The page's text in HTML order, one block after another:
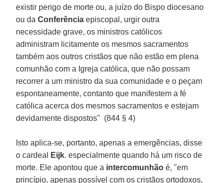
existir perigo de morte ou, a juízo do Bispo diocesano
ou daConferência episcopal, urgir outra
necessidade grave, os ministros católicos
administram licitamente os mesmos sacramentos
também aos outros cristãos que não estão em plena
comunhão com a Igreja católica, que não possam
recorrer a um ministro da sua comunidade e o peçam
espontaneamente, contanto que manifestem a fé
católica acerca dos mesmos sacramentos e estejam
devidamente dispostos" (844 § 4)
Isto aplica-se, portanto, apenas a emergências, disse
o cardeal
Eijk. especialmente quando há um risco de
morte. Ele apontou que a intercomunhão é, "em
princípio, apenas possível com os cristãos ortodoxos,